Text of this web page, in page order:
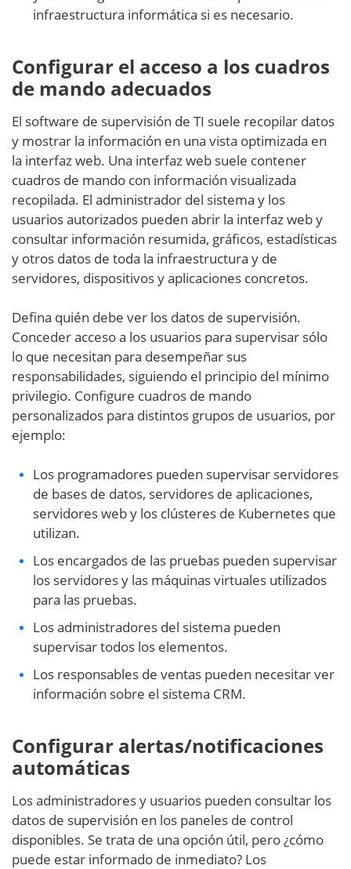
infraestructura informática si es necesario.
Configurar el acceso a los cuadros
de mando adecuados
El software de supervisión de TI suele recopilar datos
y mostrar la información en una vista optimizada en
la interfaz web. Una interfaz web suele contener
cuadros de mando con información visualizada
recopilada. El administrador del sistema y los
usuarios autorizados pueden abrir la interfaz web y
consultar información resumida, gráficos, estadísticas
y otros datos de toda la infraestructura y de
servidores, dispositivos y aplicaciones concretos.
Defina quién debe ver los datos de supervisión.
Conceder acceso a los usuarios para supervisar sólo
lo que necesitan para desempeñar sus
responsabilidades, siguiendo el principio del mínimo
privilegio. Configure cuadros de mando
personalizados para distintos grupos de usuarios, por
ejemplo:
Los programadores pueden supervisar servidores
de bases de datos, servidores de aplicaciones,
servidores web y los clústeres de Kubernetes que
utilizan.
Los encargados de las pruebas pueden supervisar
los servidores y las máquinas virtuales utilizados
para las pruebas.
Los administradores del sistema pueden
supervisar todos los elementos.
Los responsables de ventas pueden necesitar ver
información sobre el sistema CRM.
Configurar alertas/notificaciones
automáticas
Los administradores y usuarios pueden consultar los
datos de supervisión en los paneles de control
disponibles. Se trata de una opción útil, pero ¿cómo
puede estar informado de inmediato? Los